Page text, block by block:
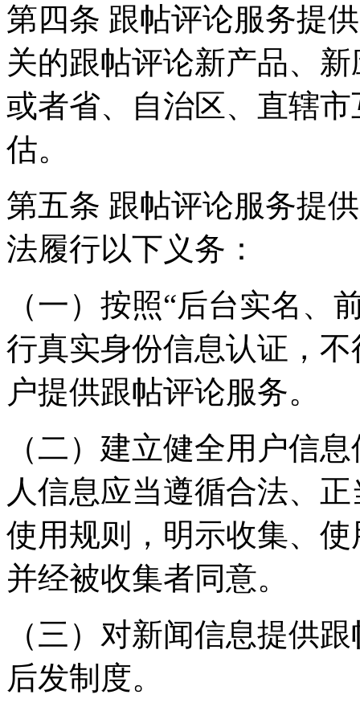
第四条 跟帖评论服务提
关的跟帖评论新产品、
或者省、自治区、直辖
估。
第五条 跟帖评论服务提
法履行以下义务：
（一）按照“后台实名、
行真实身份信息认证，
户提供跟帖评论服务。
（二）建立健全用户信
人信息应当遵循合法、
使用规则，明示收集、
并经被收集者同意。
（三）对新闻信息提供
后发制度。